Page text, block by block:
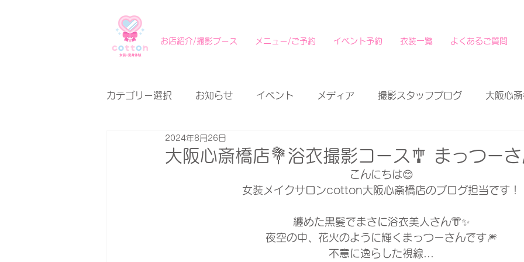
お店紹介/撮影ブース メニュー/ご予約 イベント予約 衣装一覧 よくあるご質問
カテゴリー選択 お知らせ イベント メディア 撮影スタッフブログ 大阪心
大阪心斎橋店💐浴衣撮影コース🎐 まっつー
2024年8月26日
こんにちは😊
女装メイクサロンcotton大阪心斎橋店のブログ担当です！
纏めた黒髪でまさに浴衣美人さん👘✨
夜空の中、花火のように輝くまっつーさんです🎆
不意に逸らした視線...